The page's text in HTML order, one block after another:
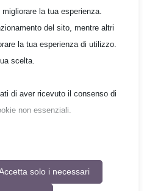
1
2
3
Quote
Quantum
la tua esperienza.
del sito, mentre altri
la tua esperienza di utilizzo.
scelta.
di aver ricevuto il consenso di
non essenziali.
Per maggiori informazioni su
politica sulla privacy. Puoi
solo i necessari